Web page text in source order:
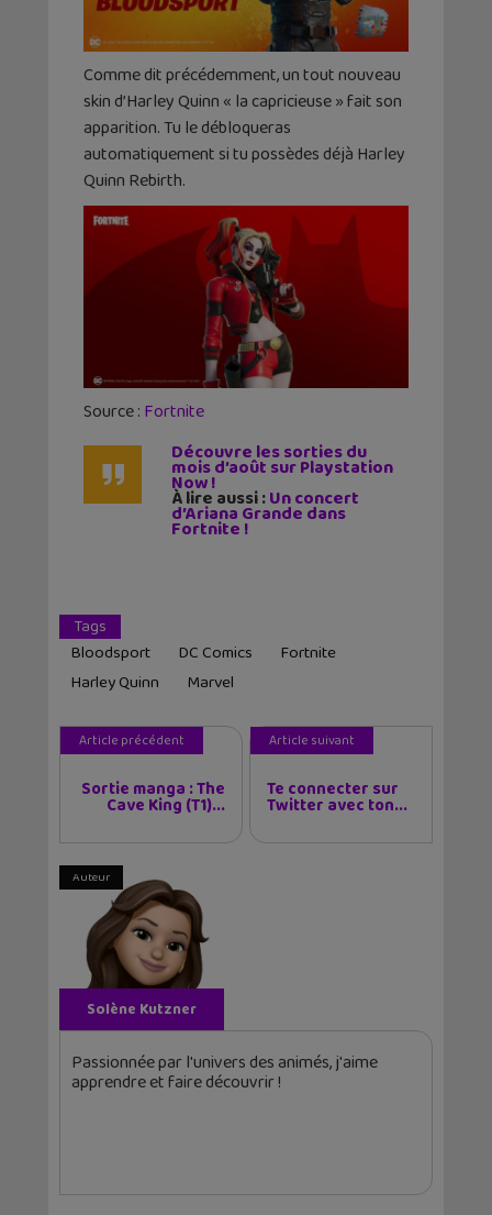
Comme dit précédemment, un tout nouveau
skin d’Harley Quinn « la capricieuse » fait son
apparition. Tu le débloqueras
automatiquement si tu possèdes déjà Harley
Quinn Rebirth.
Source : Fortnite
Découvre les sorties du
mois d’août sur Playstation
Now !
À lire aussi :Un concert
d’Ariana Grande dans
Fortnite !
Tags
Bloodsport
DC Comics
Fortnite
Harley Quinn
Marvel
Article précédent
Sortie manga : The
Cave King (T1)...
Article suivant
Te connecter sur
Twitter avec ton...
Auteur
Solène Kutzner
Passionnée par l'univers des animés, j'aime
apprendre et faire découvrir !